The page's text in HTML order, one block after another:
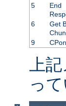
5
End
6
Get
9
上
っ